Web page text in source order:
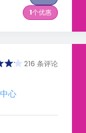
1个优惠
216 条评论
心